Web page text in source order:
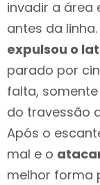
invadir a área
antes da linha.
expulsou o
parado por
falta, somente
do travessão
Após o
mal e o
melhor forma